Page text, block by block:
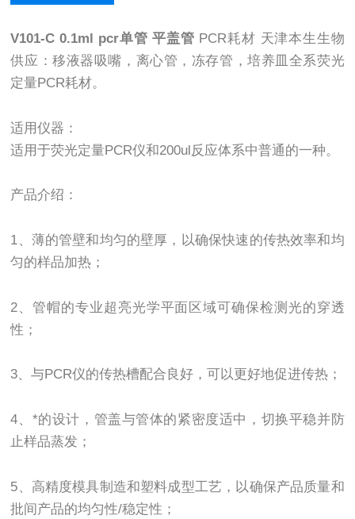
V101-C 0.1ml pcr单管 平盖管 PCR耗材 天津本生生物
供应：移液器吸嘴，离心管，冻存管，培养皿全系荧光
定量PCR耗材。
适用仪器：
适用于荧光定量PCR仪和200ul反应体系中普通的一种。
产品介绍：
1、薄的管壁和均匀的壁厚，以确保快速的传热效率和均
匀的样品加热；
2、管帽的专业超亮光学平面区域可确保检测光的穿透
性；
3、与PCR仪的传热槽配合良好，可以更好地促进传热；
4、*的设计，管盖与管体的紧密度适中，切换平稳并防
止样品蒸发；
5、高精度模具制造和塑料成型工艺，以确保产品质量和
批间产品的均匀性/稳定性；